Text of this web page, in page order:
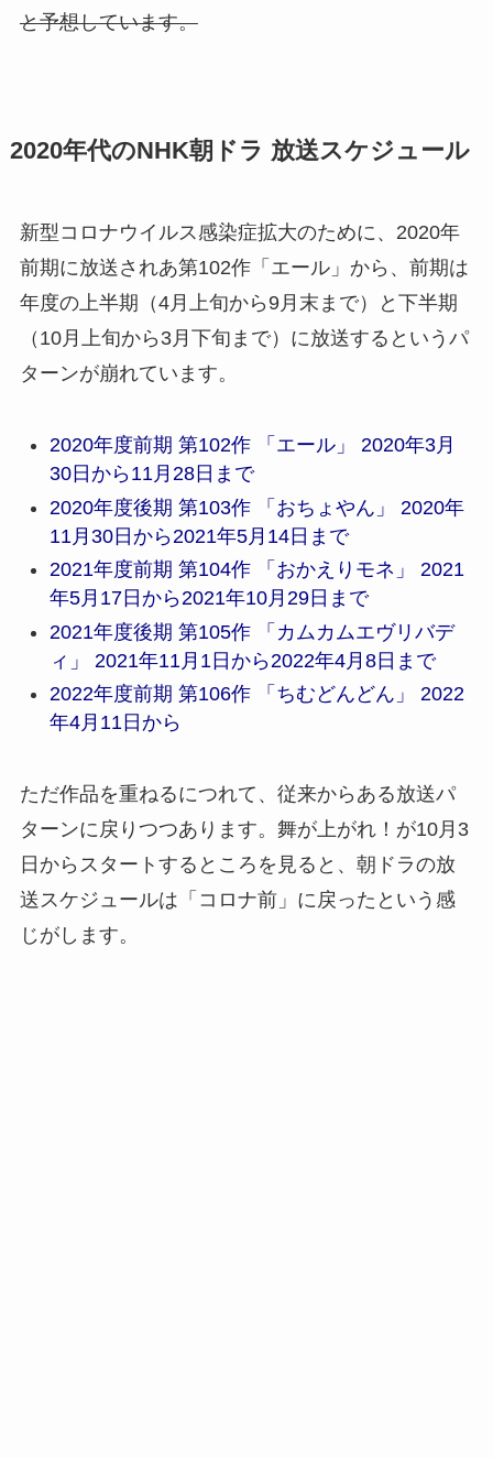
と予想しています。
2020年代のNHK朝ドラ 放送スケジュール
新型コロナウイルス感染症拡大のために、2020年
前期に放送されあ第102作「エール」から、前期は
年度の上半期（4月上旬から9月末まで）と下半期
（10月上旬から3月下旬まで）に放送するというパ
ターンが崩れています。
2020年度前期 第102作 「エール」 2020年3月
30日から11月28日まで
2020年度後期 第103作 「おちょやん」 2020年
11月30日から2021年5月14日まで
2021年度前期 第104作 「おかえりモネ」 2021
年5月17日から2021年10月29日まで
2021年度後期 第105作 「カムカムエヴリバデ
ィ」 2021年11月1日から2022年4月8日まで
2022年度前期 第106作 「ちむどんどん」 2022
年4月11日から
ただ作品を重ねるにつれて、従来からある放送パ
ターンに戻りつつあります。舞が上がれ！が10月3
日からスタートするところを見ると、朝ドラの放
送スケジュールは「コロナ前」に戻ったという感
じがします。